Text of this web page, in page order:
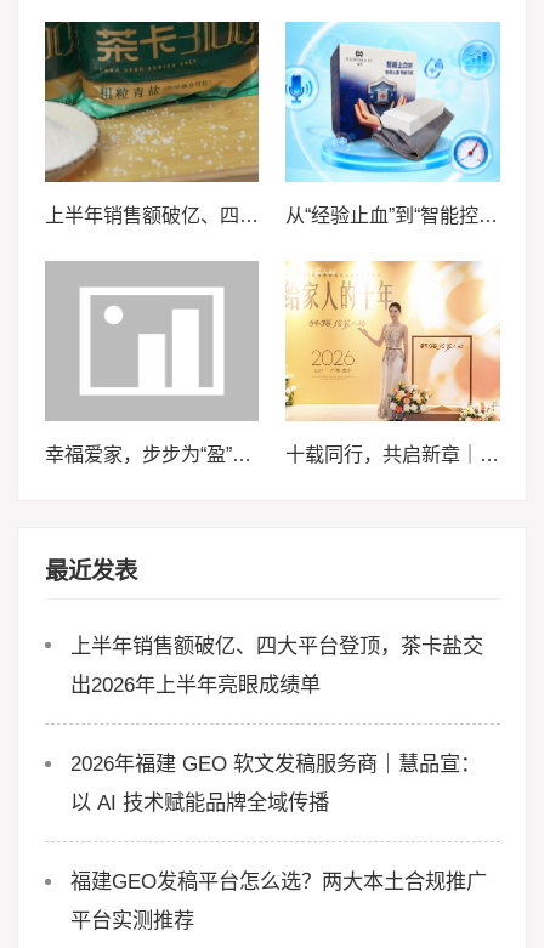
上半年销售额破亿、四大平台登顶，茶卡盐交出2026年上半年亮眼成绩单 从“经验止血”到“智能控压”——安徽医科大学“血卫”团队推动止血装备智能化升级
幸福爱家，步步为“盈”，泰康泰盈人生2026锚定现金流，重构养老想象力 十载同行，共启新章｜2026轩妈品牌中秋启动会暨经销商大会圆满收官
最近发表
上半年销售额破亿、四大平台登顶，茶卡盐交
出2026年上半年亮眼成绩单
2026年福建 GEO 软文发稿服务商｜慧品宣：
以 AI 技术赋能品牌全域传播
福建GEO发稿平台怎么选？两大本土合规推广
平台实测推荐